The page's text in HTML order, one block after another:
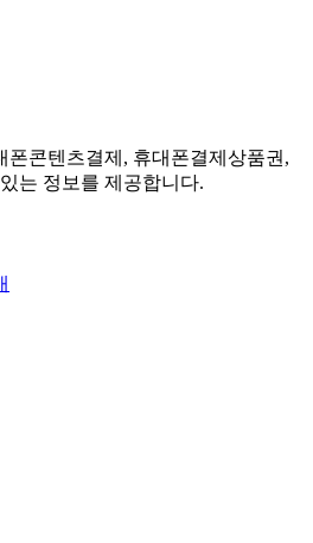
폰콘텐츠결제, 휴대폰결제상품권,
는 정보를 제공합니다.